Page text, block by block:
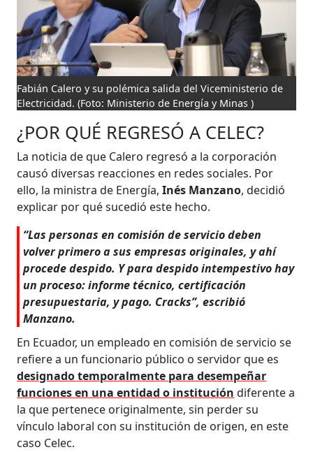
Fabián Calero y su polémica salida del Viceministerio de
Electricidad. (Foto: Ministerio de Energía y Minas )
¿POR QUÉ REGRESÓ A CELEC?
La noticia de que Calero regresó a la corporación
causó diversas reacciones en redes sociales. Por
ello, la ministra de Energía,Inés Manzano, decidió
explicar por qué sucedió este hecho.
“Las personas en comisión de servicio deben
volver primero a sus empresas originales, y ahí
procede despido. Y para despido intempestivo hay
un proceso: informe técnico, certificación
presupuestaria, y pago. Cracks”, escribió
Manzano.
En Ecuador, un empleado en comisión de servicio se
refiere a un funcionario público o servidor que es
designado temporalmente para desempeñar
funciones en una entidad o institución diferente a
la que pertenece originalmente, sin perder su
vínculo laboral con su institución de origen, en este
caso Celec.